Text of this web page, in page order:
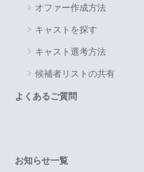
オファー作成方法
キャストを探す
キャスト選考方法
候補者リストの共有
よくあるご質問
お知らせ一覧